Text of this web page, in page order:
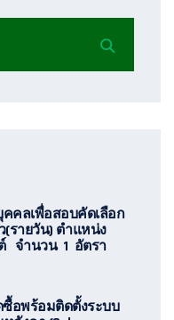
คลเพื่อสอบคัดเลือก
(รายวัน) ตำแหน่ง
จำนวน 1 อัตรา
ซื้อพร้อมติดตั้งระบบ